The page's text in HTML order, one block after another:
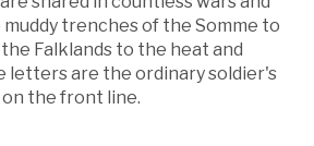
trenches of the Somme to
Falklands to the heat and
letters are the ordinary soldier's
the front line.